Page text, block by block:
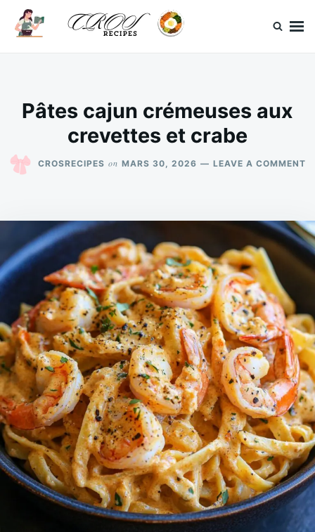
SkipSearch
for:
Pâtes cajun crémeuses aux
crevettes et crabe
CROSRECIPES on MARS 30, 2026 LEAVE A COMMENT